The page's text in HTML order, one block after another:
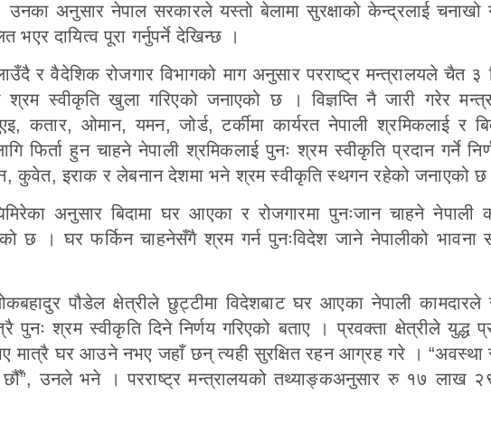
अनुसार नेपाल सरकारले यस्तो बेलामा सुरक्षाको केन्द्रलाई चनाखो
भएर दायित्व पूरा गर्नुपर्ने देखिन्छ ।
र वैदेशिक रोजगार विभागको माग अनुसार परराष्ट्र मन्त्रालयले चैत ३
स्वीकृति खुला गरिएको जनाएको छ । विज्ञप्ति नै जारी गरेर
कतार, ओमान, यमन, जोर्ड, टर्कीमा कार्यरत नेपाली श्रमिकलाई र
फिर्ता हुन चाहने नेपाली श्रमिकलाई पुनः श्रम स्वीकृति प्रदान गर्ने
कुवेत, इराक र लेबनान देशमा भने श्रम स्वीकृति स्थगन रहेको जनाएको छ
अनुसार बिदामा घर आएका र रोजगारमा पुनःजान चाहने नेपाली
छ । घर फर्किन चाहनेसँगै श्रम गर्न पुनःविदेश जाने नेपालीको भावना
पौडेल क्षेत्रीले छुट्टीमा विदेशबाट घर आएका नेपाली
पुनः श्रम स्वीकृति दिने निर्णय गरिएको बताए । प्रवक्ता क्षेत्रीले युद्ध
मात्रै घर आउने नभए जहाँ छन् त्यही सुरक्षित रहन आग्रह गरे । “अवस्था
छौँ”, उनले भने । परराष्ट्र मन्त्रालयको तथ्याङ्कअनुसार रु १७ लाख